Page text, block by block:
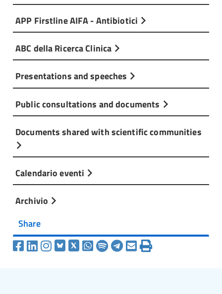
APP Firstline AIFA - Antibiotici
ABC della Ricerca Clinica
Presentations and speeches
Public consultations and documents
Documents shared with scientific communities
Calendario eventi
Archivio
Share